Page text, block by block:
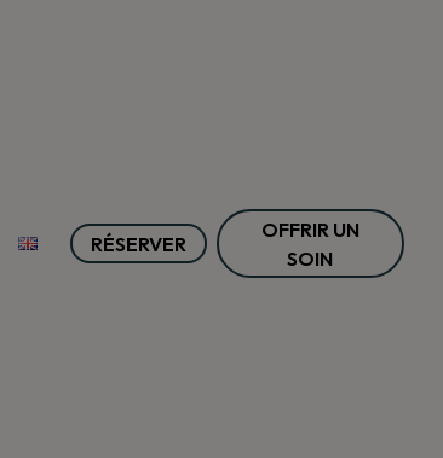
RÉSERVER
OFFRIR UN
SOIN